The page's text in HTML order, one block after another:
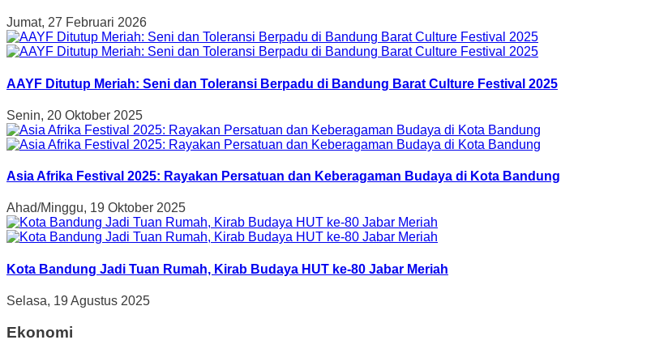
Jumat, 27 Februari 2026
AAYF Ditutup Meriah: Seni dan Toleransi Berpadu di Bandung Barat Culture Festival 2025
Senin, 20 Oktober 2025
Asia Afrika Festival 2025: Rayakan Persatuan dan Keberagaman Budaya di Kota Bandung
Ahad/Minggu, 19 Oktober 2025
Kota Bandung Jadi Tuan Rumah, Kirab Budaya HUT ke-80 Jabar Meriah
Selasa, 19 Agustus 2025
Ekonomi